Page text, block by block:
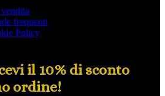
frequenti
Policy
il 10% di sconto
ordine!